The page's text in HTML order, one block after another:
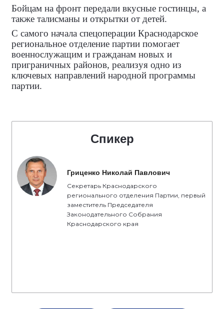
Бойцам на фронт передали вкусные гостинцы, а
также талисманы и открытки от детей.
С самого начала спецоперации Краснодарское
региональное отделение партии помогает
военнослужащим и гражданам новых и
приграничных районов, реализуя одно из
ключевых направлений народной программы
партии.
Спикер
Гриценко Николай Павлович
Секретарь Краснодарского
регионального отделения Партии, первый
заместитель Председателя
Законодательного Собрания
Краснодарского края